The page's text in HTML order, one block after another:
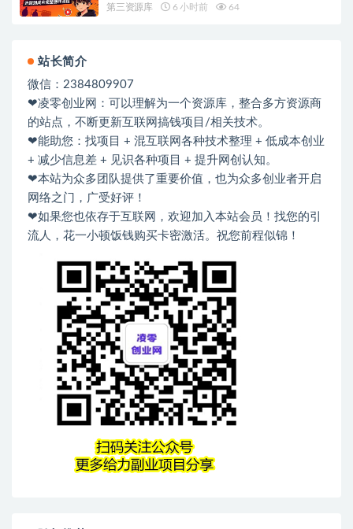
第三资源库 6 小时前 64
站长简介
微信：2384809907
❤凌零创业网：可以理解为一个资源库，整合多方资源商
的站点，不断更新互联网搞钱项目/相关技术。
❤能助您：找项目 + 混互联网各种技术整理 + 低成本创业
+ 减少信息差 + 见识各种项目 + 提升网创认知。
❤本站为众多团队提供了重要价值，也为众多创业者开启
网络之门，广受好评！
❤如果您也依存于互联网，欢迎加入本站会员！找您的引
流人，花一小顿饭钱购买卡密激活。祝您前程似锦！